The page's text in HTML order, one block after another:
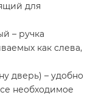
для
– ручка
как слева,
дверь) – удобно
необходимое